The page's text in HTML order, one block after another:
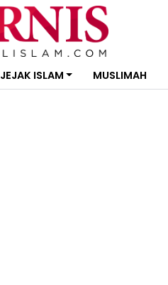
JEJAK ISLAM MUSLIMAH